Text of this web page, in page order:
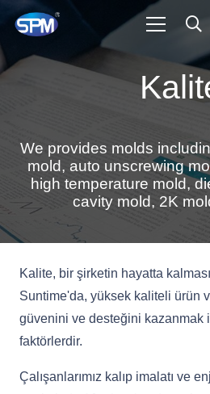
We provides molds
mold, auto unscrewing
high temperature mold,
cavity mold, 2K
Kalite, bir şirketin hayatta
Suntime'da, yüksek kaliteli ürün
güvenini ve desteğini kazanmak
faktörlerdir.
Çalışanlarımız kalıp imalatı ve